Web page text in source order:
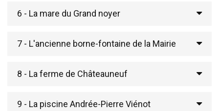
6 - La mare du Grand noyer
7 - L'ancienne borne-fontaine de la Mairie
8 - La ferme de Châteauneuf
9 - La piscine Andrée-Pierre Viénot